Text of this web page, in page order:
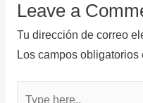
Leave a
Tu dirección de correo
Los campos obligatorios